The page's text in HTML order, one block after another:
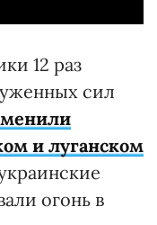
12 раз
сил
и луганском
огонь в